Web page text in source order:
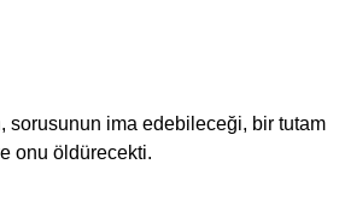
onu öldürecekti.